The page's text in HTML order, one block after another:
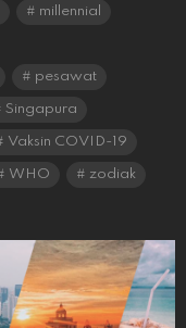
millennial
pesawat
Singapura
Vaksin COVID-19
WHO zodiak